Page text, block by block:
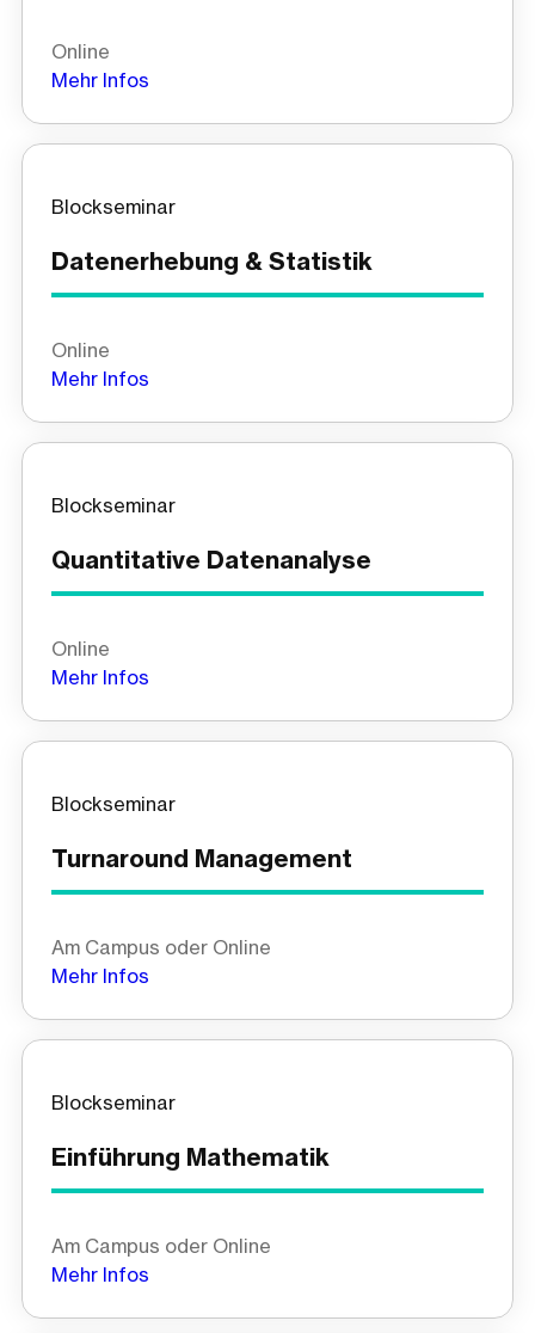
Online
Mehr Infos
Blockseminar
Datenerhebung & Statistik
Online
Mehr Infos
Blockseminar
Quantitative Datenanalyse
Online
Mehr Infos
Blockseminar
Turnaround Management
Am Campus oder Online
Mehr Infos
Blockseminar
Einführung Mathematik
Am Campus oder Online
Mehr Infos